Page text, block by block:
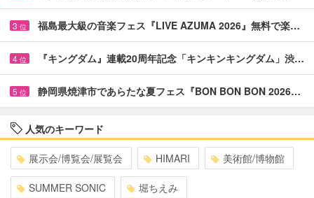
3 位 福島最大級の音楽フェス『LIVE AZUMA 2026』無料で楽…
4 位 『キングダム』連載20周年記念「キンキンキングダム」渋…
5 位 静岡県焼津市であらたな夏フェス『BON BON BON 2026…
人気のキーワード
展示会/博覧会/展覧会 HIMARI 美術館/博物館
SUMMER SONIC 堀ちえみ